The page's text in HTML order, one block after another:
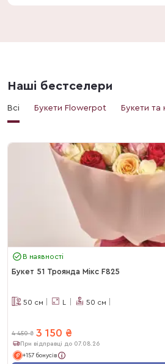
Наші бестселери
Всі Букети Flowerpot Букети та
В наявності
Букет 51 Троянда Мікс F825
50 см L 50 см
4 450 ₴ 3 150 ₴
При відправці до 07.08.26
+157 бонусів